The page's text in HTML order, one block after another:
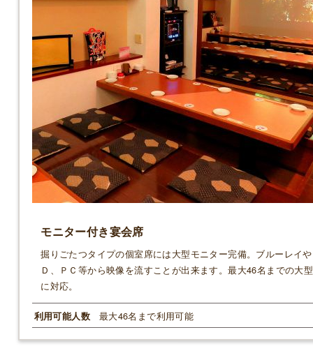
モニター付き宴会席
掘りごたつタイプの個室席には大型モニター完備。ブルーレイ
Ｄ、ＰＣ等から映像を流すことが出来ます。最大46名までの大
に対応。
利用可能人数 最大46名まで利用可能